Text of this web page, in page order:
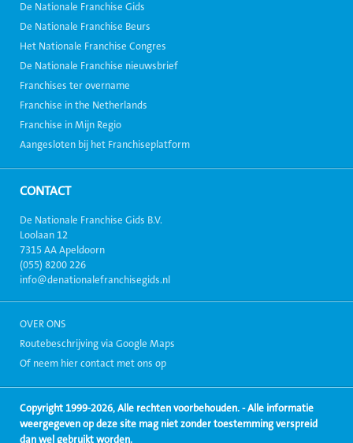
De Nationale Franchise Gids
De Nationale Franchise Beurs
Het Nationale Franchise Congres
De Nationale Franchise nieuwsbrief
Franchises ter overname
Franchise in the Netherlands
Franchise in Mijn Regio
Aangesloten bij het Franchiseplatform
CONTACT
De Nationale Franchise Gids B.V.
Loolaan 12
7315 AA Apeldoorn
(055) 8200 226
info@denationalefranchisegids.nl
OVER ONS
Routebeschrijving via Google Maps
Of neem hier contact met ons op
Copyright 1999-2026, Alle rechten voorbehouden. - Alle informatie
weergegeven op deze site mag niet zonder toestemming verspreid
dan wel gebruikt worden.